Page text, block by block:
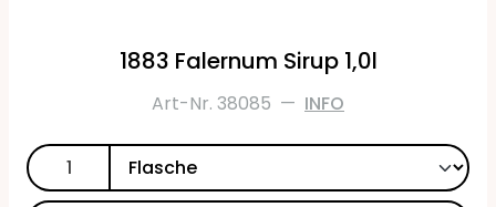
1883 Falernum Sirup 1,0l
Art-Nr. 38085 — INFO